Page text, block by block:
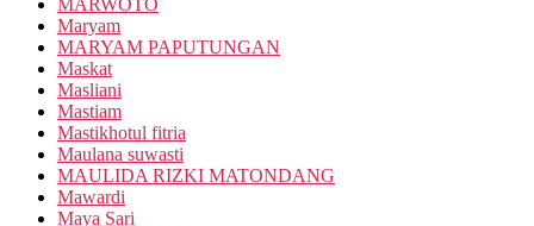
MARWOTO
Maryam
MARYAM PAPUTUNGAN
Maskat
Masliani
Mastiam
Mastikhotul fitria
Maulana suwasti
MAULIDA RIZKI MATONDANG
Mawardi
Maya Sari